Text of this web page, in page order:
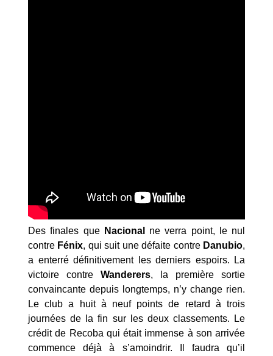
Des finales que Nacional ne verra point, le nul
contre Fénix, qui suit une défaite contre Danubio,
a enterré définitivement les derniers espoirs. La
victoire contre Wanderers, la première sortie
convaincante depuis longtemps, n’y change rien.
Le club a huit à neuf points de retard à trois
journées de la fin sur les deux classements. Le
crédit de Recoba qui était immense à son arrivée
commence déjà à s’amoindrir. Il faudra qu’il